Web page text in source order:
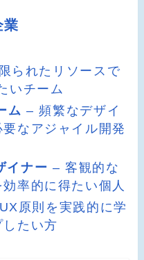
業
られたリソースで
いチーム
ム – 頻繁なデザイ
なアジャイル開発
イナー – 客観的な
率的に得たい個人
原則を実践的に学
たい方